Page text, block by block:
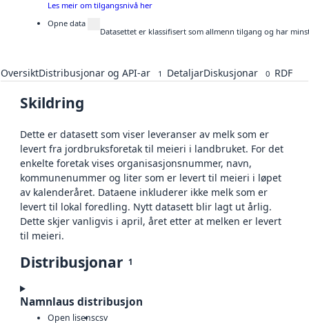
Les meir om tilgangsnivå her
Opne data
Datasettet er klassifisert som allmenn tilgang og har
OversiktDistribusjonar og API-ar 1 DetaljarDiskusjonar 0 RDF
Skildring
Dette er datasett som viser leveranser av melk som er
levert fra jordbruksforetak til meieri i landbruket. For det
enkelte foretak vises organisasjonsnummer, navn,
kommunenummer og liter som er levert til meieri i løpet
av kalenderåret. Dataene inkluderer ikke melk som er
levert til lokal foredling. Nytt datasett blir lagt ut årlig.
Dette skjer vanligvis i april, året etter at melken er levert
til meieri.
Distribusjonar 1
Namnlaus distribusjon
Open lisenscsv